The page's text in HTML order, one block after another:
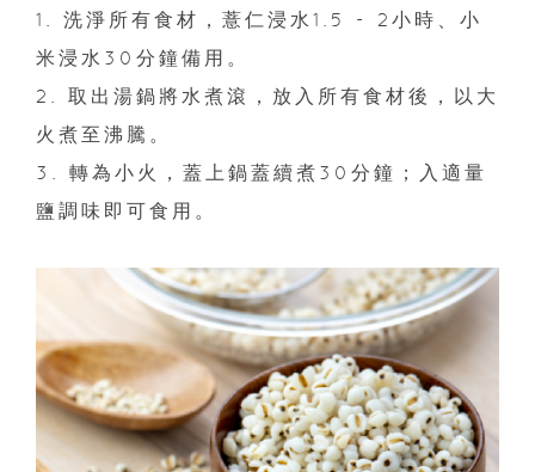
1. 洗淨所有食材，薏仁浸水1.5 - 2小時、小
米浸水30分鐘備用。
2. 取出湯鍋將水煮滾，放入所有食材後，以大
火煮至沸騰。
3. 轉為小火，蓋上鍋蓋續煮30分鐘；入適量
鹽調味即可食用。